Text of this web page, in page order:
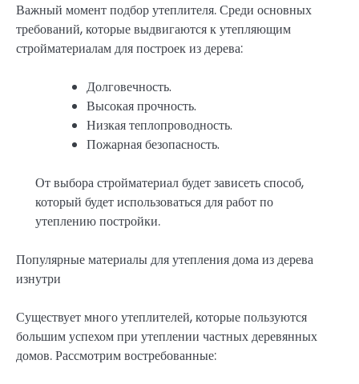
Важный момент подбор утеплителя. Среди основных
требований, которые выдвигаются к утепляющим
стройматериалам для построек из дерева:
Долговечность.
Высокая прочность.
Низкая теплопроводность.
Пожарная безопасность.
От выбора стройматериал будет зависеть способ,
который будет использоваться для работ по
утеплению постройки.
Популярные материалы для утепления дома из дерева
изнутри
Существует много утеплителей, которые пользуются
большим успехом при утеплении частных деревянных
домов. Рассмотрим востребованные: